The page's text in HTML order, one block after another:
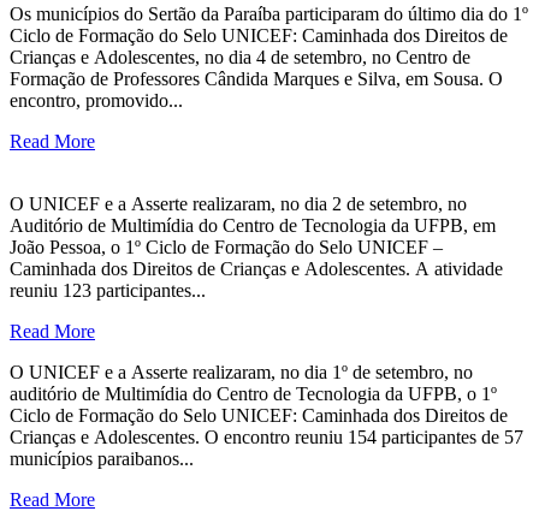
Os municípios do Sertão da Paraíba participaram do último dia do 1º
Ciclo de Formação do Selo UNICEF: Caminhada dos Direitos de
Crianças e Adolescentes, no dia 4 de setembro, no Centro de
Formação de Professores Cândida Marques e Silva, em Sousa. O
encontro, promovido...
Read More
O UNICEF e a Asserte realizaram, no dia 2 de setembro, no
Auditório de Multimídia do Centro de Tecnologia da UFPB, em
João Pessoa, o 1º Ciclo de Formação do Selo UNICEF –
Caminhada dos Direitos de Crianças e Adolescentes. A atividade
reuniu 123 participantes...
Read More
O UNICEF e a Asserte realizaram, no dia 1º de setembro, no
auditório de Multimídia do Centro de Tecnologia da UFPB, o 1º
Ciclo de Formação do Selo UNICEF: Caminhada dos Direitos de
Crianças e Adolescentes. O encontro reuniu 154 participantes de 57
municípios paraibanos...
Read More